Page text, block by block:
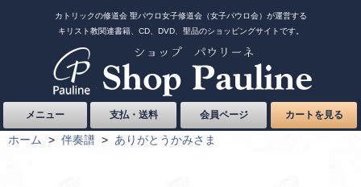
カトリックの修道会 聖パウロ女子修道会（女子パウロ会）が運営する
キリスト教関連書籍、CD、DVD、聖品のショッピングサイトです。
メニュー 支払・送料 会員ページ カートを見る
ホーム > 伴奏譜 > ありがとうかみさま